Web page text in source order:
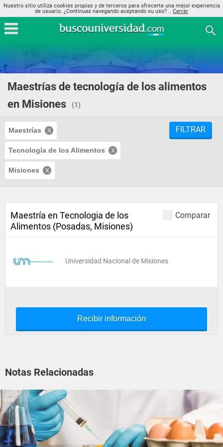
Nuestro sitio utiliza cookies propias y de terceros para ofrecerte una mejor experiencia
de usuario. ¿Continuas navegando aceptando su uso? .. Cerrar
Maestrías de tecnología de los alimentos
en Misiones
(1)
Maestrías
Tecnología de los Alimentos
Misiones
FILTRAR
Comparar
Maestría en Tecnologia de los
Alimentos (Posadas, Misiones)
Universidad Nacional de Misiones
Recibir información
Notas Relacionadas